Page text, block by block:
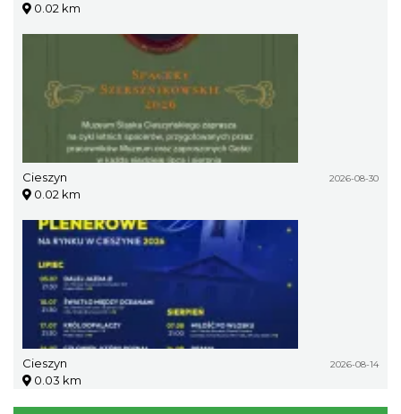
0.02 km
Cieszyn 2026-08-30
0.02 km
Cieszyn 2026-08-14
0.03 km